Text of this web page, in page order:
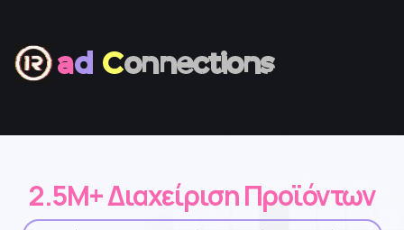
ad Connections
2.5M+ Διαχείριση Προϊόντων